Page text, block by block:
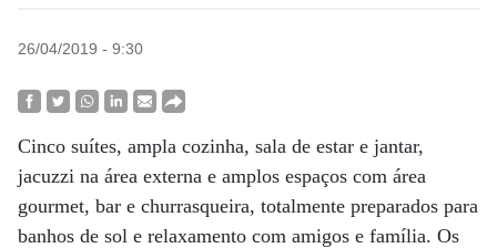
26/04/2019 - 9:30
Cinco suítes, ampla cozinha, sala de estar e jantar,
jacuzzi na área externa e amplos espaços com área
gourmet, bar e churrasqueira, totalmente preparados para
banhos de sol e relaxamento com amigos e família. Os